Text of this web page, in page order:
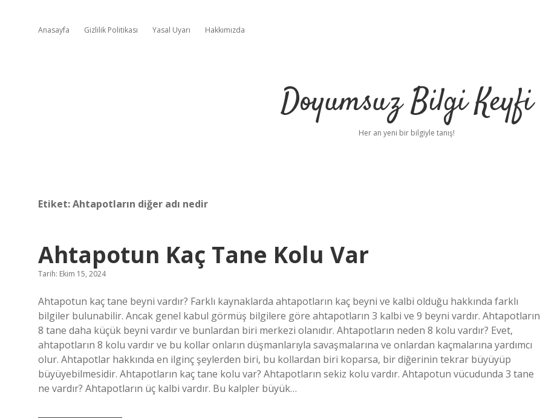
Anasayfa Gizlilik Politikası Yasal Uyarı Hakkımızda
Doyumsuz Bilgi Keyfi
Her an yeni bir bilgiyle tanış!
Etiket:Ahtapotların diğer adı nedir
Ahtapotun Kaç Tane Kolu Var
Tarih: Ekim 15, 2024
Ahtapotun kaç tane beyni vardır? Farklı kaynaklarda ahtapotların kaç beyni ve kalbi olduğu hakkında farklı
bilgiler bulunabilir. Ancak genel kabul görmüş bilgilere göre ahtapotların 3 kalbi ve 9 beyni vardır. Ahtapotların
8 tane daha küçük beyni vardır ve bunlardan biri merkezi olanıdır. Ahtapotların neden 8 kolu vardır? Evet,
ahtapotların 8 kolu vardır ve bu kollar onların düşmanlarıyla savaşmalarına ve onlardan kaçmalarına yardımcı
olur. Ahtapotlar hakkında en ilginç şeylerden biri, bu kollardan biri koparsa, bir diğerinin tekrar büyüyüp
büyüyebilmesidir. Ahtapotların kaç tane kolu var? Ahtapotların sekiz kolu vardır. Ahtapotun vücudunda 3 tane
ne vardır? Ahtapotların üç kalbi vardır. Bu kalpler büyük…